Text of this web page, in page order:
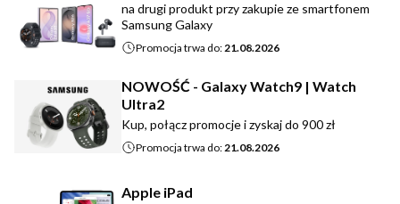
na drugi produkt przy zakupie ze smartfonem
Samsung Galaxy
Promocja trwa do:21.08.2026
NOWOŚĆ - Galaxy Watch9 | Watch
Ultra2
Kup, połącz promocje i zyskaj do 900 zł
Promocja trwa do:21.08.2026
Apple iPad